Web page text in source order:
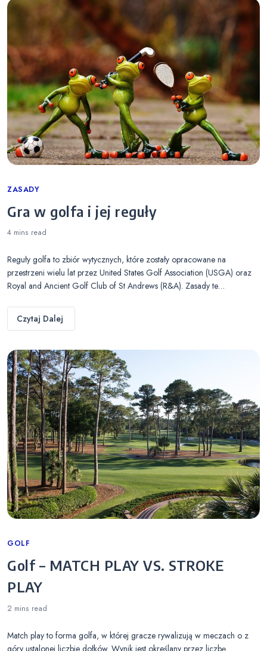
Categories
ZASADY
Gra w golfa i jej reguły
4 mins read
Reguły golfa to zbiór wytycznych, które zostały opracowane na
przestrzeni wielu lat przez United States Golf Association (USGA) oraz
Royal and Ancient Golf Club of St Andrews (R&A). Zasady te…
Czytaj Dalej
Categories
GOLF
Golf – MATCH PLAY VS. STROKE
PLAY
2 mins read
Match play to forma golfa, w której gracze rywalizują w meczach o z
góry ustalonej liczbie dołków. Wynik jest określany przez liczbę